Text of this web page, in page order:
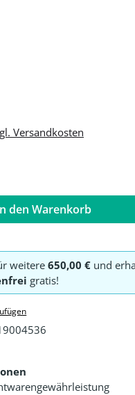
Versandkosten
Gib den
den Warenkorb
weitere 650,00 € und
gratis!